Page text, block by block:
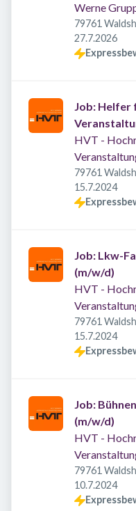
Werne
79761
Veröffentlicht
27.7.2026
Job: Helfer
HVT -
79761
Veröffentlicht
15.7.2024
Job: Lkw-
(m/w/d)
HVT -
79761
Veröffentlicht
15.7.2024
Job:
(m/w/d)
HVT -
79761
Veröffentlicht
10.7.2024